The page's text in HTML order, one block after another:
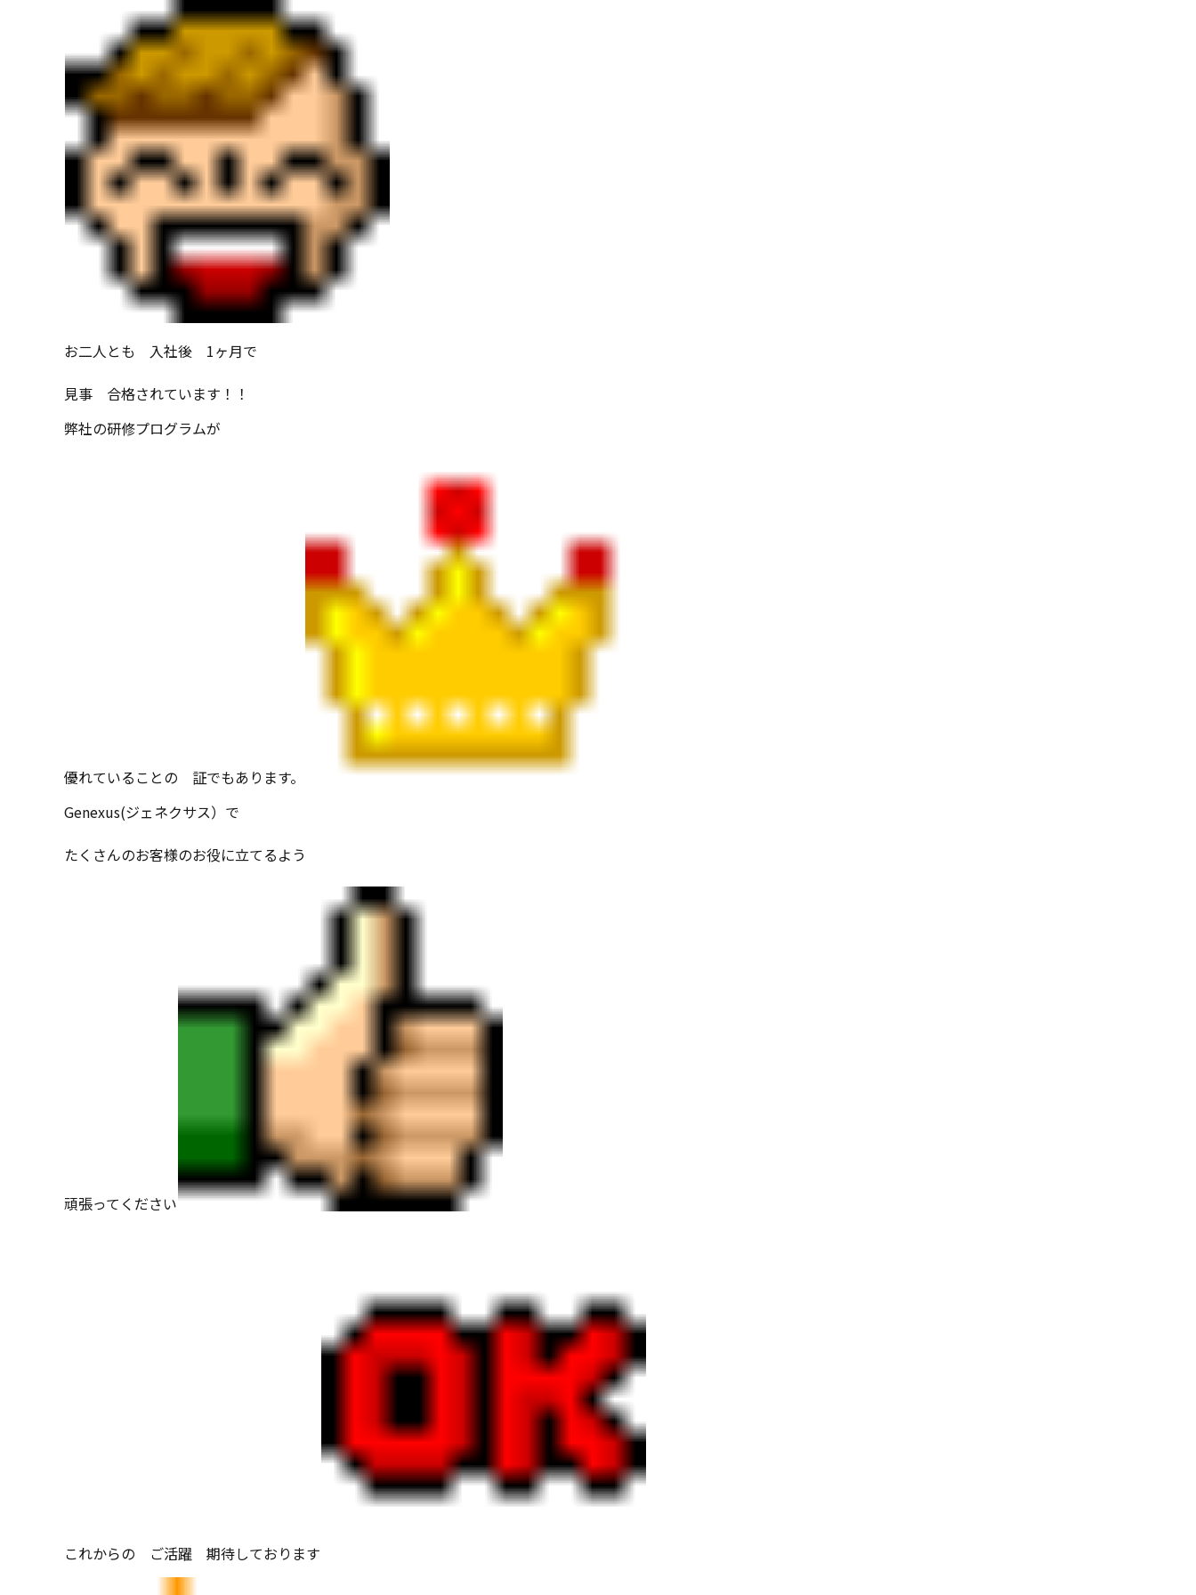
お二人とも 入社後 1ヶ月で
見事 合格されています！！
弊社の研修プログラムが
優れていることの 証でもあります。
Genexus(ジェネクサス）で
たくさんのお客様のお役に立てるよう
頑張ってください
これからの ご活躍 期待しております